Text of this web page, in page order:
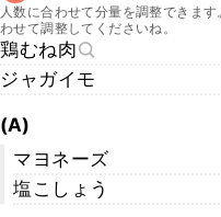
人数に合わせて分量を調整できま
わせて調整してくださいね。
鶏むね肉
ジャガイモ
(A)
マヨネーズ
塩こしょう